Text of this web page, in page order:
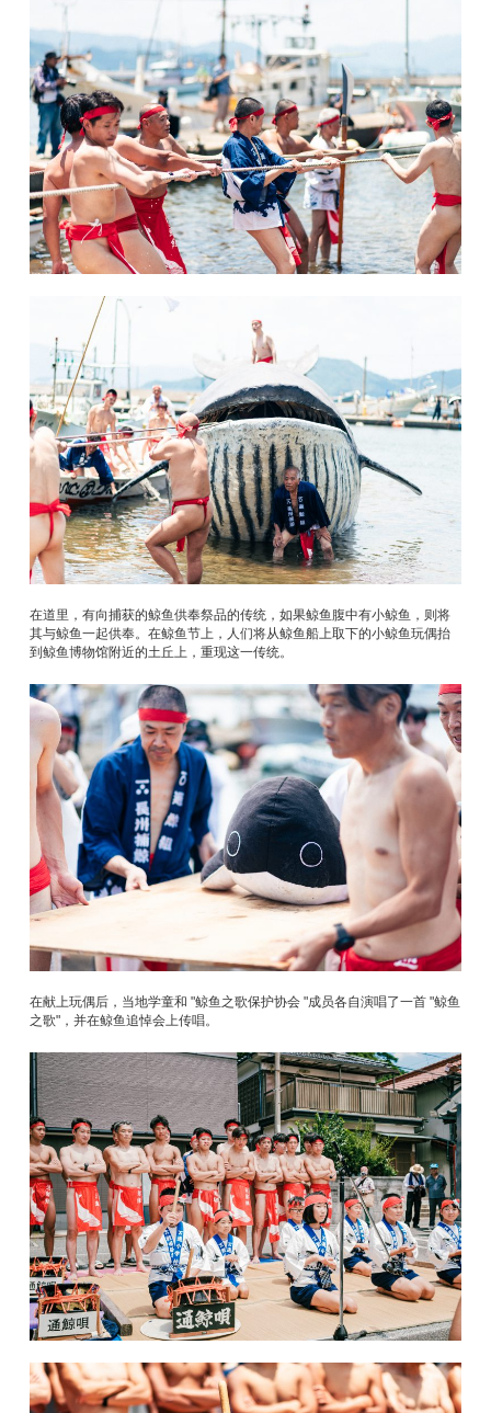
在道里，有向捕获的鲸鱼供奉祭品的传统，如果鲸鱼腹中有小鲸鱼，则将
其与鲸鱼一起供奉。在鲸鱼节上，人们将从鲸鱼船上取下的小鲸鱼玩偶抬
到鲸鱼博物馆附近的土丘上，重现这一传统。
在献上玩偶后，当地学童和 "鲸鱼之歌保护协会 "成员各自演唱了一首 "鲸鱼
之歌"，并在鲸鱼追悼会上传唱。